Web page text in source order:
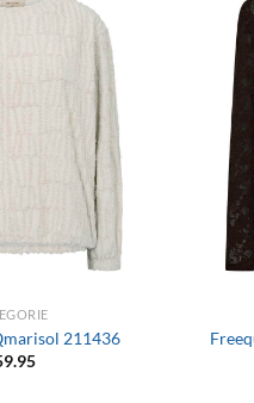
211436